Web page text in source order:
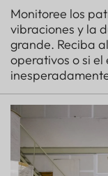
Monitoree los
vibraciones y la
grande. Reciba
operativos o si el